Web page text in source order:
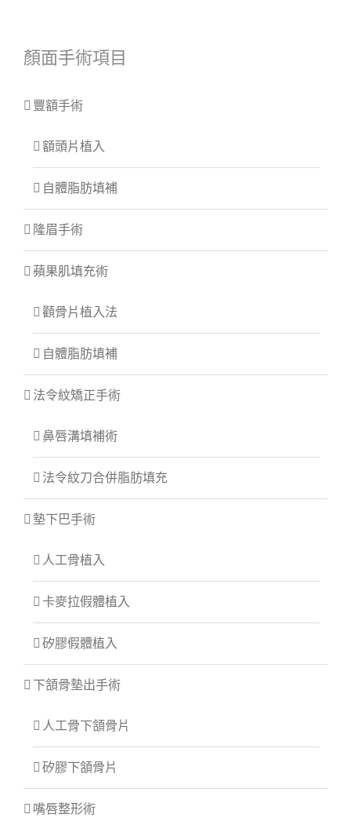
顏面手術項目
豐額手術
額頭片植入
自體脂肪填補
隆眉手術
蘋果肌填充術
顴骨片植入法
自體脂肪填補
法令紋矯正手術
鼻唇溝填補術
法令紋刀合併脂肪填充
墊下巴手術
人工骨植入
卡麥拉假體植入
矽膠假體植入
下頷骨墊出手術
人工骨下頷骨片
矽膠下頷骨片
嘴唇整形術